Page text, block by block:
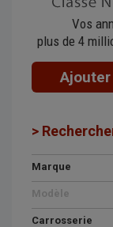
Vos
plus de 4
>
Marque
Modèle
Carrosserie